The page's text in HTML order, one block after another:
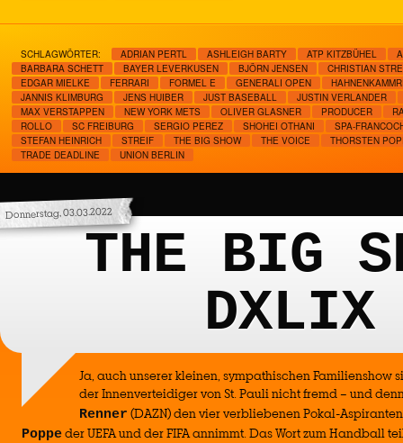
SCHLAGWÖRTER: ADRIAN PERTL ASHLEIGH BARTY ATP KITZBÜHEL
BARBARA SCHETT
BAYER LEVERKUSEN BJÖRN JENSEN
CHRISTIAN
EDGAR MIELKE
FERRARI FORMEL E GENERALI OPEN
JANNIS KLIMBURG
JENS HUIBER JUST BASEBALL
JUSTIN VERLANDER
MAX VERSTAPPEN
NEW YORK METS OLIVER GLASNER PRODUCER
ROLLO
SC FREIBURG SERGIO PEREZ SHOHEI OTHANI
SPA-
STEFAN HEINRICH
STREIF THE BIG SHOW THE VOICE
THORSTEN
TRADE DEADLINE
UNION BERLIN
Donnerstag, 03.03.2022
THE BIG
DXLIX
Ja, auch unserer kleinen, sympathischen Familienshow
der Innenverteidiger von St. Pauli nicht fremd – und
Renner (DAZN) den vier verbliebenen Pokal-
Poppeder UEFA und der FIFA annimmt. Das Wort zum Handball